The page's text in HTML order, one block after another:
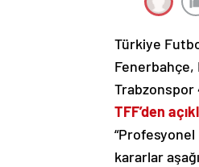
Türkiye
Fenerbahçe,
Trabzonspor
TFF’den
“Profesyonel
kararlar